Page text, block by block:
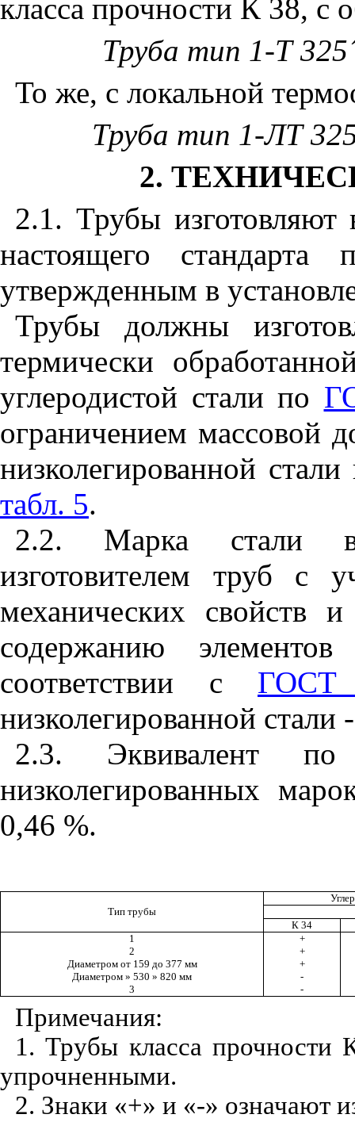
класса прочности К 38, с
Труба тип 1-Т 325
То же, с локальной
Труба тип 1-ЛТ
2.
2.1. Трубы изготовляют
настоящего стандарта
утвержденным в
Трубы должны
термически
углеродистой стали по
ограничением массовой
низколегированной
табл. 5.
2.2. Марка стали
изготовителем труб с
механических свойств
содержанию
соответствии с ГОСТ
низколегированной стали
2.3. Эквивалент по
низколегированных
0,46 %.
Тип трубы
К 34
1
+
2
+
Диаметром от 159 до 377 мм
+
Диаметром » 530 » 820 мм
-
3
-
Примечания:
1. Трубы класса прочности
упрочненными.
2. Знаки «+» и «-» означают